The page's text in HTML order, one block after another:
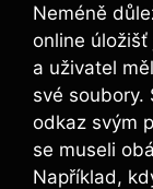
Neméně
online
a uživatel
své soubory.
odkaz svým
se museli
Například,